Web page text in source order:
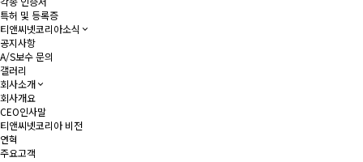
특허 및 등록증
티앤씨넷코리아소식
공지사항
A/S보수 문의
갤러리
회사소개
회사개요
CEO인사말
티앤씨넷코리아 비전
연혁
주요고객